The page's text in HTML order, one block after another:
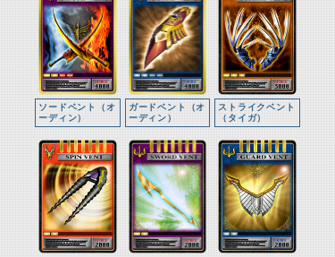
ソードベント（オ
ーディン）
ガードベント（オ
ーディン）
ストライクベント
（タイガ）